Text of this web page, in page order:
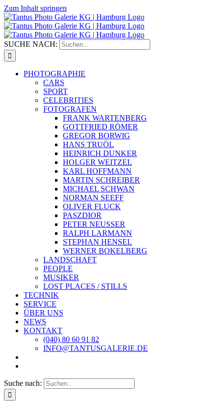
Zum Inhalt springen
SUCHE NACH:
PHOTOGRAPHIE
CARS
SPORT
CELEBRITIES
FOTOGRAFEN
FRANK WARTENBERG
GOTTFRIED RÖMER
GREGOR BORWIG
HANS TRUÖL
HEINRICH DUNKER
HOLGER WEITZEL
KARL HOFFMANN
MARTIN SCHREIBER
MICHAEL SCHWAN
NORMAN SEEFF
OLIVER FLUCK
PASZDIOR
PETER NEUSSER
RALPH LARMANN
STEPHAN HENSEL
WERNER BOKELBERG
LANDSCHAFT
PEOPLE
MUSIKER
LOST PLACES / STILLS
TECHNIK
SERVICE
ÜBER UNS
NEWS
KONTAKT
(040) 80 60 91 82
INFO@TANTUSGALERIE.DE
Suche nach: